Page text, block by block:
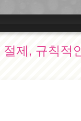
제, 규칙적